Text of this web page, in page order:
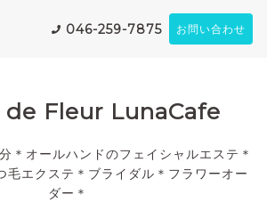
046-259-7875 お問い合わせ
Fleur LunaCafe
＊オールハンドのフェイシャルエステ＊
毛エクステ＊ブライダル＊フラワーオー
ダー＊